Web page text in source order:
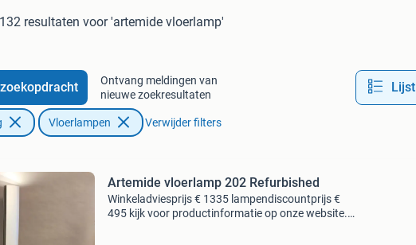
132 resultaten voor 'artemide vloerlamp'
Ontvang meldingen van
nieuwe zoekresultaten
Lijst
Vloerlampen Verwijder filters
Artemide vloerlamp 202 Refurbished
Winkeladviesprijs € 1335 lampendiscountprijs €
495 kijk voor productinformatie op onze website.